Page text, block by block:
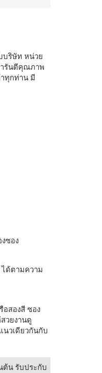
บริษัท หน่วย
ารันตีคุณภาพ
ทุกท่าน มี
ซอง
ได้ตามความ
สองสี ซอง
วยงานดู
วเดียวกันกับ
ต้น รับประกับ